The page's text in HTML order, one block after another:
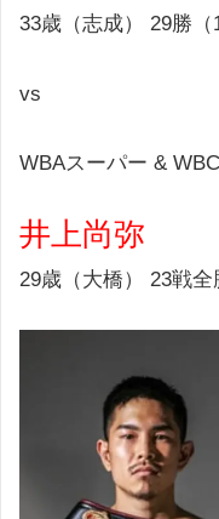
33歳（志成） 29勝
vs
WBAスーパー &
井上尚弥
29歳（大橋） 23戦